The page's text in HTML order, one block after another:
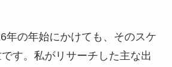
年の年始にかけても、そのスケ
す。私がリサーチした主な出